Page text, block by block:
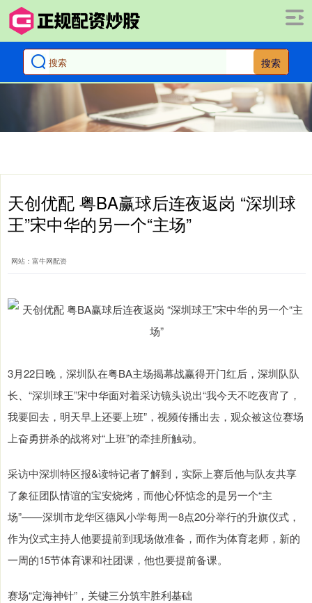
搜索
天创优配 粤BA赢球后连夜返岗 “深圳球
王”宋中华的另一个“主场”
网站：富牛网配资
3月22日晚，深圳队在粤BA主场揭幕战赢得开门红后，深圳队队
长、“深圳球王”宋中华面对着采访镜头说出“我今天不吃夜宵了，
我要回去，明天早上还要上班”，视频传播出去，观众被这位赛场
上奋勇拼杀的战将对“上班”的牵挂所触动。
采访中深圳特区报&读特记者了解到，实际上赛后他与队友共享
了象征团队情谊的宝安烧烤，而他心怀惦念的是另一个“主
场”——深圳市龙华区德风小学每周一8点20分举行的升旗仪式，
作为仪式主持人他要提前到现场做准备，而作为体育老师，新的
一周的15节体育课和社团课，他也要提前备课。
赛场“定海神针”，关键三分筑牢胜利基础